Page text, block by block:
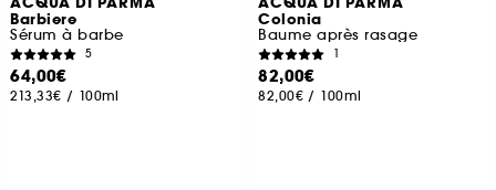
Barbiere
Sérum à barbe
5
64,00€
213,33€ / 100ml
Colonia
Baume après rasage
1
82,00€
82,00€ / 100ml